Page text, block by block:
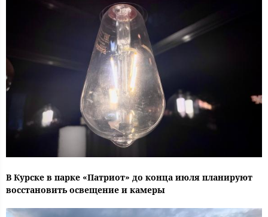
В Курске в парке «Патриот» до конца июля планируют
восстановить освещение и камеры